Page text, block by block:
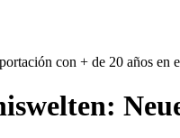
con + de 20 años en